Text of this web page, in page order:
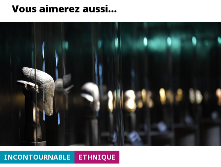
Vous aimerez aussi…
INCONTOURNABLE ETHNIQUE